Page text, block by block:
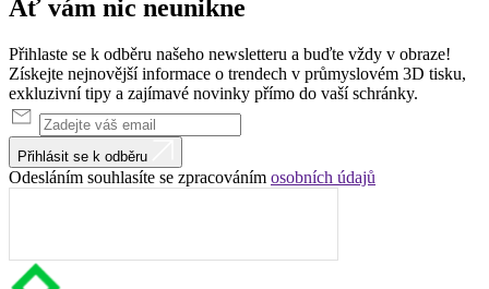
Ať vám nic neunikne
Přihlaste se k odběru našeho newsletteru a buďte vždy v obraze!
Získejte nejnovější informace o trendech v průmyslovém 3D tisku,
exkluzivní tipy a zajímavé novinky přímo do vaší schránky.
Přihlásit se k odběru
Odesláním souhlasíte se zpracováním osobních údajů